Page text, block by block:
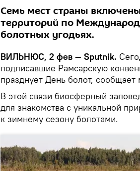
Семь мест страны
территорий по
болотных угодьях.
ВИЛЬНЮС, 2 фев — Sputnik.
подписавшие Рамсарскую
празднует День болот,
В этой связи биосферный
для знакомства с уникальной
к зимнему сезону болотами.